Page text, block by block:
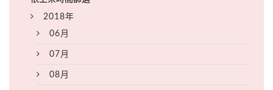
2018年
06月
07月
08月